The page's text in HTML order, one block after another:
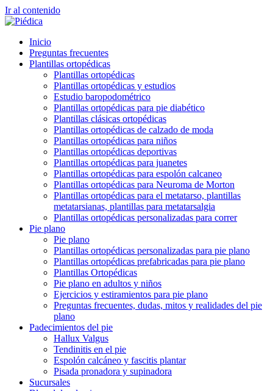
Ir al contenido
Inicio
Preguntas frecuentes
Plantillas ortopédicas
Plantillas ortopédicas
Plantillas ortopédicas y estudios
Estudio baropodométrico
Plantillas ortopédicas para pie diabético
Plantillas clásicas ortopédicas
Plantillas ortopédicas de calzado de moda
Plantillas ortopédicas para niños
Plantillas ortopédicas deportivas
Plantillas ortopédicas para juanetes
Plantillas ortopédicas para espolón calcaneo
Plantillas ortopédicas para Neuroma de Morton
Plantillas ortopédicas para el metatarso, plantillas
metatarsianas, plantillas para metatarsalgia
Plantillas ortopédicas personalizadas para correr
Pie plano
Pie plano
Plantillas ortopédicas personalizadas para pie plano
Plantillas ortopédicas prefabricadas para pie plano
Plantillas Ortopédicas
Pie plano en adultos y niños
Ejercicios y estiramientos para pie plano
Preguntas frecuentes, dudas, mitos y realidades del pie
plano
Padecimientos del pie
Hallux Valgus
Tendinitis en el pie
Espolón calcáneo y fascitis plantar
Pisada pronadora y supinadora
Sucursales